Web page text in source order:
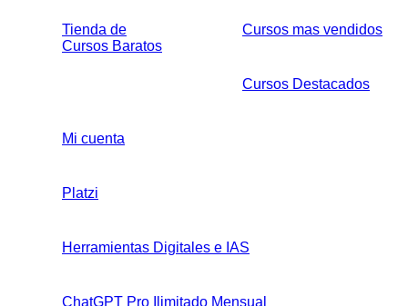
Tienda de
Cursos Baratos
Cursos mas vendidos
Cursos Destacados
Mi cuenta
Platzi
Herramientas Digitales e IAS
ChatGPT Pro Ilimitado Mensual